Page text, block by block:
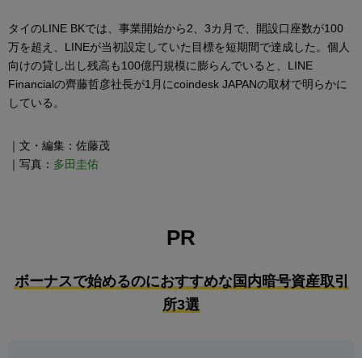
タイのLINE BKでは、事業開始から2、3カ月で、開設口座数が100
万を超え、LINEが当初設定していた目標を短期間で達成した。個人
向けの貸し出し残高も100億円規模に膨らんでいると、LINE
Financialの齊藤哲彦社長が1月にcoindesk JAPANの取材で明らかに
している。
｜文・編集：佐藤茂
｜写真： 多田圭佑
PR
ボーナスで始めるのにおすすめな国内暗号資産取引
所3選